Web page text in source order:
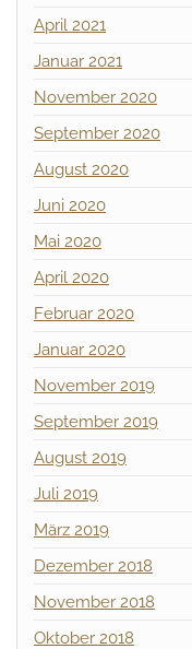
April 2021
Januar 2021
November 2020
September 2020
August 2020
Juni 2020
Mai 2020
April 2020
Februar 2020
Januar 2020
November 2019
September 2019
August 2019
Juli 2019
März 2019
Dezember 2018
November 2018
Oktober 2018